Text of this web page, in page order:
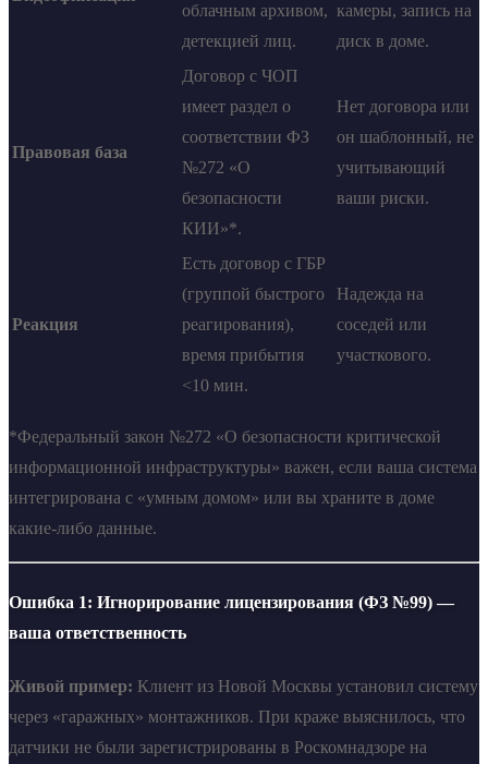
облачным архивом,
детекцией лиц.
камеры, запись на
диск в доме.
Правовая база
Договор с ЧОП
имеет раздел о
соответствии ФЗ
№272 «О
безопасности
КИИ»*.
Нет договора или
он шаблонный, не
учитывающий
ваши риски.
Реакция
Есть договор с ГБР
(группой быстрого
реагирования),
время прибытия
<10 мин.
Надежда на
соседей или
участкового.
*Федеральный закон №272 «О безопасности критической
информационной инфраструктуры» важен, если ваша система
интегрирована с «умным домом» или вы храните в доме
какие-либо данные.
Ошибка 1: Игнорирование лицензирования (ФЗ №99) —
ваша ответственность
Живой пример: Клиент из Новой Москвы установил систему
через «гаражных» монтажников. При краже выяснилось, что
датчики не были зарегистрированы в Роскомнадзоре на